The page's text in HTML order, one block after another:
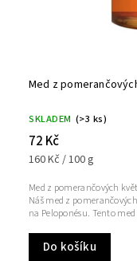
Med z
SKLADEM (>3 ks)
72 Kč
160 Kč / 100 g
Do košíku
Med z pomerančových
Náš med z
na Peloponésu. Tento